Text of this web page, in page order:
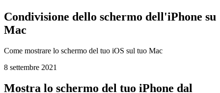
Condivisione dello schermo dell'iPhone su
Mac
Come mostrare lo schermo del tuo iOS sul tuo Mac